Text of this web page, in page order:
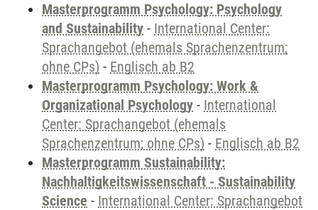
Masterprogramm Psychology: Psychology
and Sustainability - International Center:
Sprachangebot (ehemals Sprachenzentrum;
ohne CPs) - Englisch ab B2
Masterprogramm Psychology: Work &
Organizational Psychology - International
Center: Sprachangebot (ehemals
Sprachenzentrum; ohne CPs) - Englisch ab B2
Masterprogramm Sustainability:
Nachhaltigkeitswissenschaft - Sustainability
Science - International Center: Sprachangebot